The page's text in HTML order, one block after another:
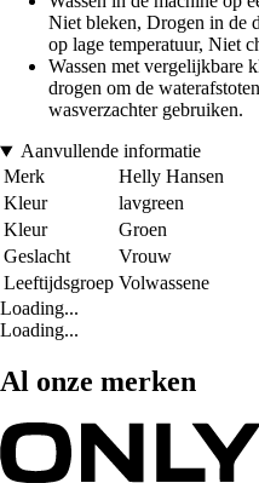
Niet bleken, Drogen in de
op lage temperatuur, Niet
Wassen met vergelijkbare
drogen om de
wasverzachter gebruiken.
Aanvullende informatie
Merk
Helly Hansen
Kleur
lavgreen
Kleur
Groen
Geslacht
Vrouw
Leeftijdsgroep Volwassene
Loading...
Loading...
Al onze merken